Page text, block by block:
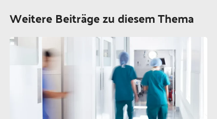
Weitere Beiträge zu diesem Thema